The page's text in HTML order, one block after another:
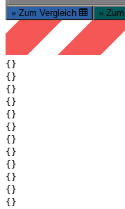
» Zum Vergleich »
{}
{}
{}
{}
{}
{}
{}
{}
{}
{}
{}
{}